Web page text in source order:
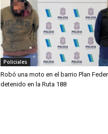
Policiales
Robó una moto en el barrio Plan
detenido en la Ruta 188